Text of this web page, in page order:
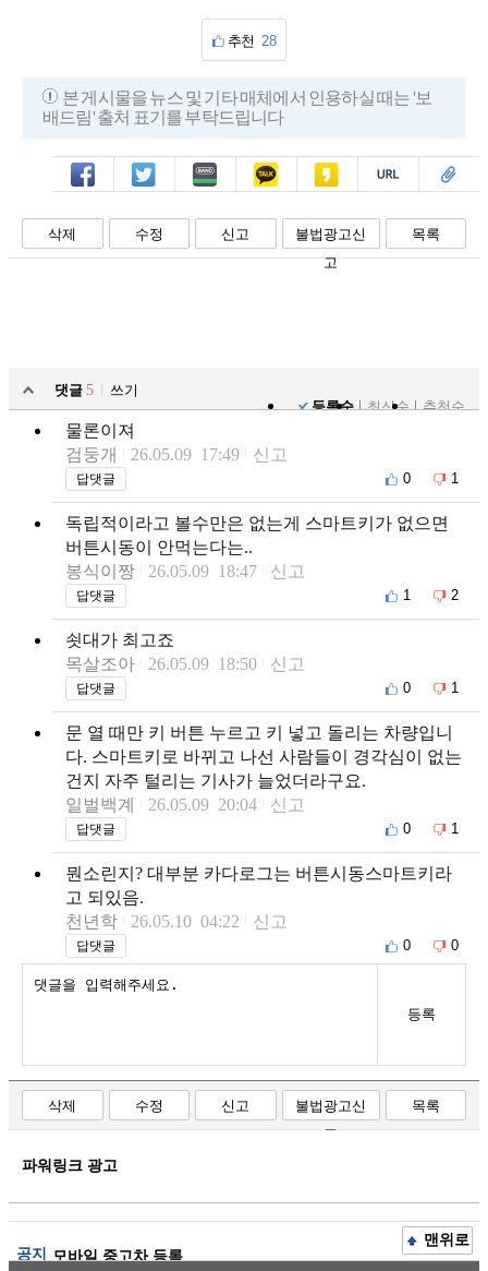
추천 28
본 게시물을 뉴스 및 기타 매체에서 인용하실 때는 '보
배드림' 출처 표기를 부탁드립니다
페북 트윗 밴드 카톡 카스 복사 스크랩
삭제 수정 신고
불법광고신
고
목록
댓글 5
쓰기
등록순
최신순 추천순
물론이져
검둥개
26.05.09 17:49 신고
답댓글 0 1
독립적이라고 볼수만은 없는게 스마트키가 없으면
버튼시동이 안먹는다는..
봉식이짱
26.05.09 18:47 신고
답댓글 1 2
쇳대가 최고죠
목살조아
26.05.09 18:50 신고
답댓글 0 1
문 열 때만 키 버튼 누르고 키 넣고 돌리는 차량입니
다. 스마트키로 바뀌고 나선 사람들이 경각심이 없는
건지 자주 털리는 기사가 늘었더라구요.
일벌백계
26.05.09 20:04 신고
답댓글 0 1
뭔소린지? 대부분 카다로그는 버튼시동스마트키라
고 되있음.
천년학
26.05.10 04:22 신고
답댓글 0 0
등록
삭제 수정 신고
불법광고신
고
목록
파워링크 광고
공지 모바일 중고차 등록
맨위로